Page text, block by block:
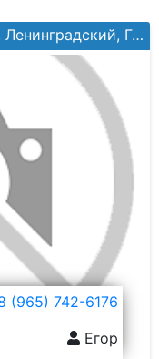
Гагарина ул, №80ак2
(965) 742-6176
Егор